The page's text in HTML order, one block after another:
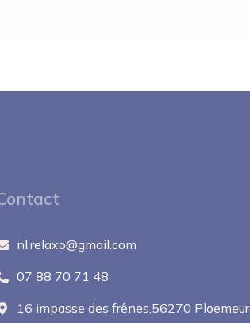
nl.relaxo@gmail.com
07 88 70 71 48
16 impasse des frênes,56270 Ploemeur